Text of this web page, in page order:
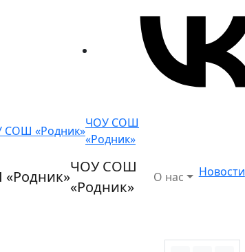
ЧОУ СОШ
«Родник»
ЧОУ СОШ
«Родник»
О нас Новости